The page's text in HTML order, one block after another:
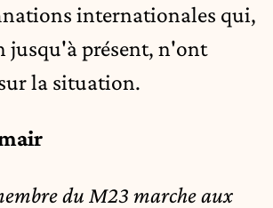
internationales qui,
jusqu'à présent, n'ont
la situation.
du M23 marche aux